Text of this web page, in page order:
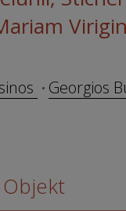
Georgios